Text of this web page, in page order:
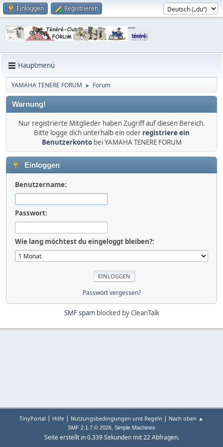
Einloggen Registrieren
Hauptmenü
YAMAHA TENERE FORUM ► Forum
Warnung!
Nur registrierte Mitglieder haben Zugriff auf diesen Bereich.
Bitte logge dich unterhalb ein oder registriere ein
Benutzerkontobei YAMAHA TENERE FORUM
Einloggen
Benutzername:
Passwort:
Wie lang möchtest du eingeloggt bleiben?:
Passwort vergessen?
SMF spamblocked by CleanTalk
TinyPortal | Hilfe | Nutzungsbedingungen und Regeln | Nach oben ▲
SMF 2.1.7 © 2026, Simple Machines
Seite erstellt in 0.339 Sekunden mit 22 Abfragen.